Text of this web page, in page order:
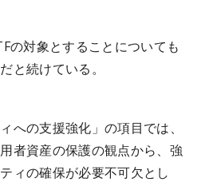
の対象とすることについても
と続けている。
への支援強化」の項目では、
者資産の保護の観点から、強
ィの確保が必要不可欠とし